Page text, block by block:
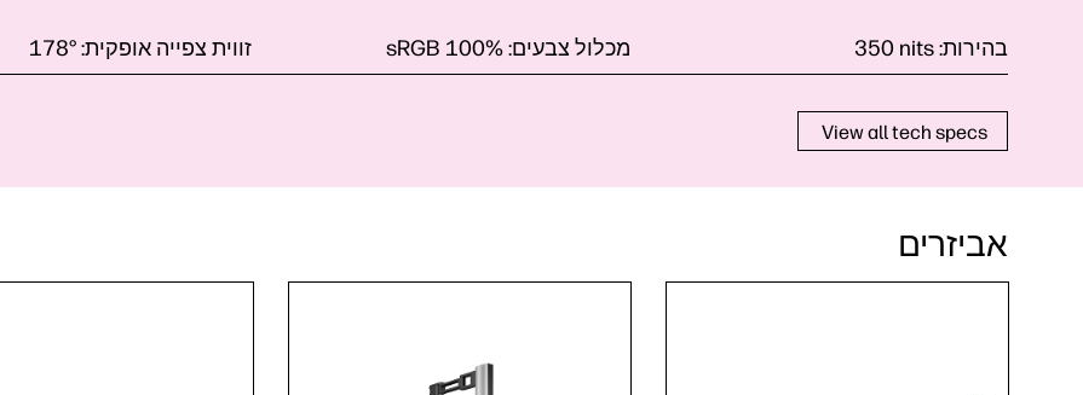
בהירות: ‎350 nits‏ מכלול צבעים:100% sRGB זווית צפייה אופקית:178°
View all tech specs
אביזרים